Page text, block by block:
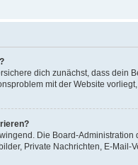
dich zunächst, dass dein
mit der Website
Die Board-
Private Nachrichten, E-